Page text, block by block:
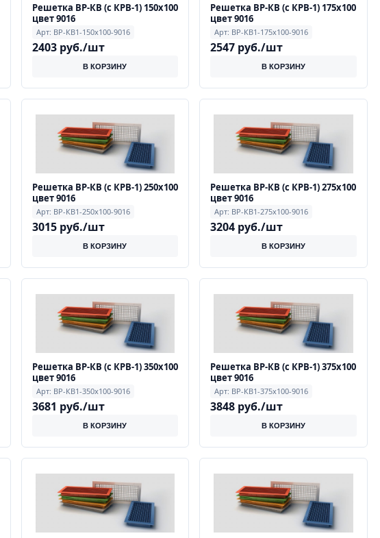
Решетка ВР-КВ (с КРВ-1) 150х100
цвет 9016
Арт: ВР-КВ1-150х100-9016
2403 руб./шт
В КОРЗИНУ
Решетка ВР-КВ (с КРВ-1) 175х100
цвет 9016
Арт: ВР-КВ1-175х100-9016
2547 руб./шт
В КОРЗИНУ
Решетка ВР-КВ (с КРВ-1) 250х100
цвет 9016
Арт: ВР-КВ1-250х100-9016
3015 руб./шт
В КОРЗИНУ
Решетка ВР-КВ (с КРВ-1) 275х100
цвет 9016
Арт: ВР-КВ1-275х100-9016
3204 руб./шт
В КОРЗИНУ
Решетка ВР-КВ (с КРВ-1) 350х100
цвет 9016
Арт: ВР-КВ1-350х100-9016
3681 руб./шт
В КОРЗИНУ
Решетка ВР-КВ (с КРВ-1) 375х100
цвет 9016
Арт: ВР-КВ1-375х100-9016
3848 руб./шт
В КОРЗИНУ